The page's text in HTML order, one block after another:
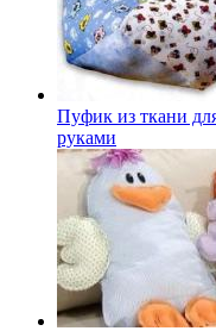
Пуфик из ткани
руками